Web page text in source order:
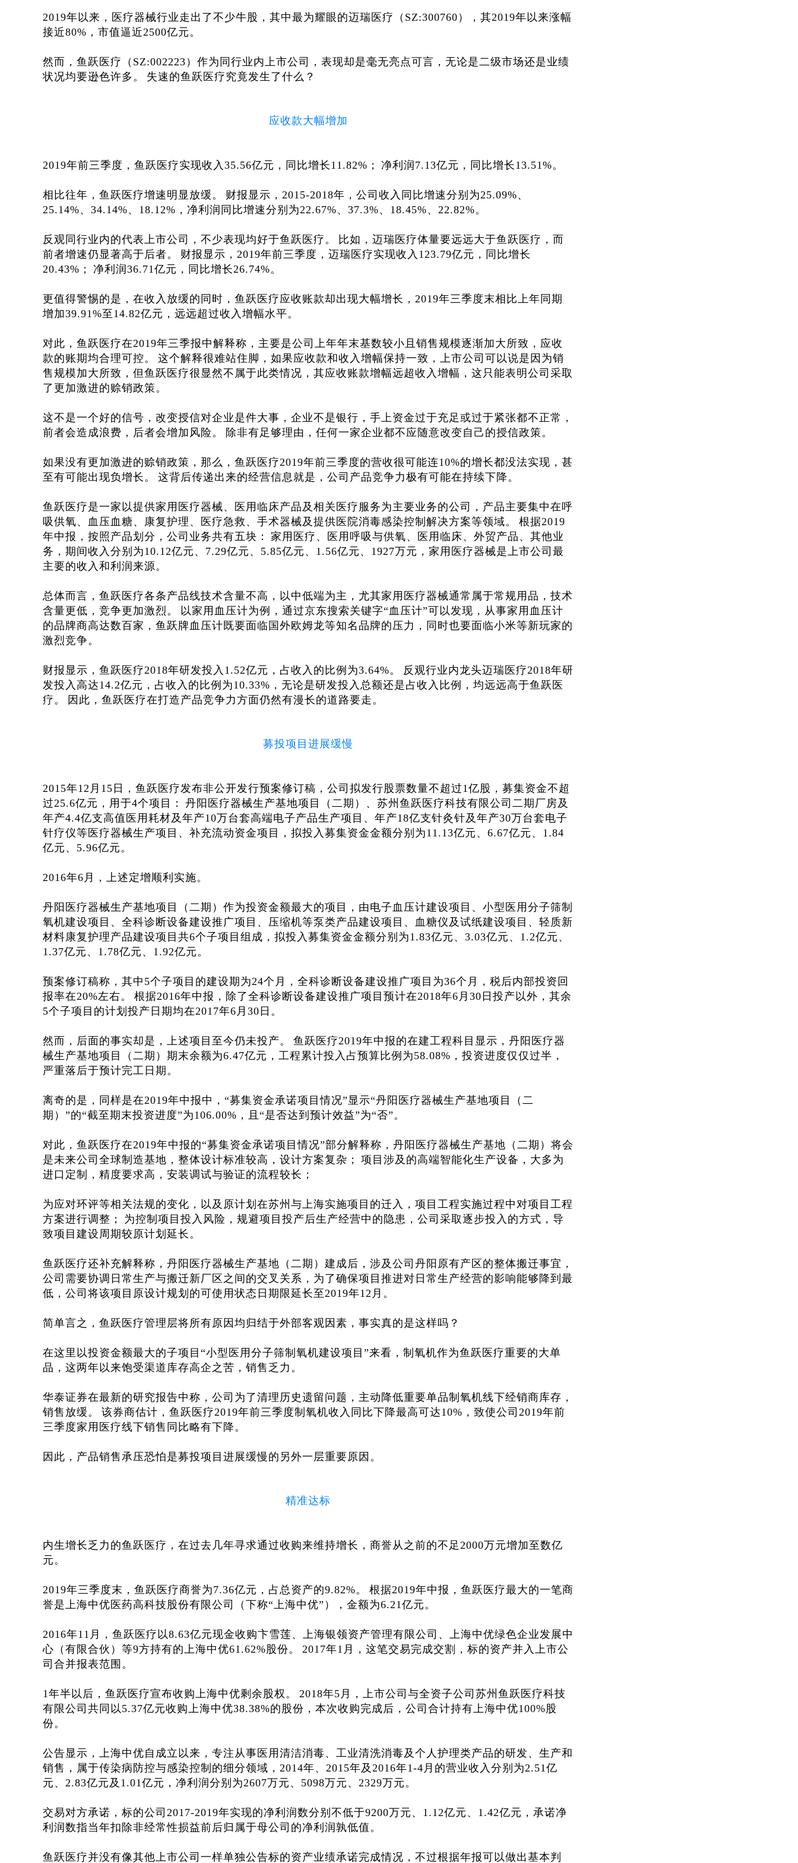
2019年以来，医疗器械行业走出了不少牛股，其中最为耀眼的迈瑞医疗（ SZ:300760），其2019年以来涨幅
接近80%，市值逼近2500亿元。
然而，鱼跃医疗（ SZ:002223）作为同行业内上市公司，表现却是毫无亮点可言，无论是二级市场还是业绩
状况均要逊色许多。
失速的鱼跃医疗究竟发生了什么？
应收款大幅增加
2019年前三季度，鱼跃医疗实现收入35.56亿元，同比增长11.82%； 净利润7.13亿元，同比增长13.51%。
相比往年，鱼跃医疗增速明显放缓。
财报显示，2015-2018年，公司收入同比增速分别为25.09%、
25.14%、34.14%、18.12%，净利润同比增速分别为22.67%、37.3%、18.45%、22.82%。
反观同行业内的代表上市公司，不少表现均好于鱼跃医疗。
比如，迈瑞医疗体量要远远大于鱼跃医疗，而
前者增速仍显著高于后者。
财报显示，2019年前三季度，迈瑞医疗实现收入123.79亿元，同比增长
20.43%；
净利润36.71亿元，同比增长26.74%。
更值得警惕的是，在收入放缓的同时，鱼跃医疗应收账款却出现大幅增长，2019年三季度末相比上年同期
增加39.91%至14.82亿元，远远超过收入增幅水平。
对此，鱼跃医疗在2019年三季报中解释称，主要是公司上年年末基数较小且销售规模逐渐加大所致，应收
款的账期均合理可控。
这个解释很难站住脚，如果应收款和收入增幅保持一致，上市公司可以说是因为销
售规模加大所致，但鱼跃医疗很显然不属于此类情况，其应收账款增幅远超收入增幅，这只能表明公司采取
了更加激进的赊销政策。
这不是一个好的信号，改变授信对企业是件大事，企业不是银行，手上资金过于充足或过于紧张都不正常，
前者会造成浪费，后者会增加风险。
除非有足够理由，任何一家企业都不应随意改变自己的授信政策。
如果没有更加激进的赊销政策，那么，鱼跃医疗2019年前三季度的营收很可能连10%的增长都没法实现，甚
至有可能出现负增长。
这背后传递出来的经营信息就是，公司产品竞争力极有可能在持续下降。
鱼跃医疗是一家以提供家用医疗器械、医用临床产品及相关医疗服务为主要业务的公司，产品主要集中在呼
吸供氧、血压血糖、康复护理、医疗急救、手术器械及提供医院消毒感染控制解决方案等领域。
根据2019
年中报，按照产品划分，公司业务共有五块：
家用医疗、医用呼吸与供氧、医用临床、外贸产品、其他业
务，期间收入分别为10.12亿元、7.29亿元、5.85亿元、1.56亿元、1927万元，家用医疗器械是上市公司最
主要的收入和利润来源。
总体而言，鱼跃医疗各条产品线技术含量不高，以中低端为主，尤其家用医疗器械通常属于常规用品，技术
含量更低，竞争更加激烈。
以家用血压计为例，通过京东搜索关键字“血压计”可以发现，从事家用血压计
的品牌商高达数百家，鱼跃牌血压计既要面临国外欧姆龙等知名品牌的压力，同时也要面临小米等新玩家的
激烈竞争。
财报显示，鱼跃医疗2018年研发投入1.52亿元，占收入的比例为3.64%。
反观行业内龙头迈瑞医疗2018年研
发投入高达14.2亿元，占收入的比例为10.33%，无论是研发投入总额还是占收入比例，均远远高于鱼跃医
疗。
因此，鱼跃医疗在打造产品竞争力方面仍然有漫长的道路要走。
募投项目进展缓慢
2015年12月15日，鱼跃医疗发布非公开发行预案修订稿，公司拟发行股票数量不超过1亿股，募集资金不超
过25.6亿元，用于4个项目：
丹阳医疗器械生产基地项目（二期）、苏州鱼跃医疗科技有限公司二期厂房及
年产4.4亿支高值医用耗材及年产10万台套高端电子产品生产项目、年产18亿支针灸针及年产30万台套电子
针疗仪等医疗器械生产项目、补充流动资金项目，拟投入募集资金金额分别为11.13亿元、6.67亿元、1.84
亿元、5.96亿元。
2016年6月，上述定增顺利实施。
丹阳医疗器械生产基地项目（二期）作为投资金额最大的项目，由电子血压计建设项目、小型医用分子筛制
氧机建设项目、全科诊断设备建设推广项目、压缩机等泵类产品建设项目、血糖仪及试纸建设项目、轻质新
材料康复护理产品建设项目共6个子项目组成，拟投入募集资金金额分别为1.83亿元、3.03亿元、1.2亿元、
1.37亿元、1.78亿元、1.92亿元。
预案修订稿称，其中5个子项目的建设期为24个月，全科诊断设备建设推广项目为36个月，税后内部投资回
报率在20%左右。
根据2016年中报，除了全科诊断设备建设推广项目预计在2018年6月30日投产以外，其余
5个子项目的计划投产日期均在2017年6月30日。
然而，后面的事实却是，上述项目至今仍未投产。
鱼跃医疗2019年中报的在建工程科目显示，丹阳医疗器
械生产基地项目（二期）期末余额为6.47亿元，工程累计投入占预算比例为58.08%，投资进度仅仅过半，
严重落后于预计完工日期。
离奇的是，同样是在2019年中报中，“募集资金承诺项目情况”显示“丹阳医疗器械生产基地项目（二
期）”的“截至期末投资进度”为106.00%，且“是否达到预计效益”为“否”。
对此，鱼跃医疗在2019年中报的“募集资金承诺项目情况”部分解释称，丹阳医疗器械生产基地（二期）将会
是未来公司全球制造基地，整体设计标准较高，设计方案复杂；
项目涉及的高端智能化生产设备，大多为
进口定制，精度要求高，安装调试与验证的流程较长；
为应对环评等相关法规的变化，以及原计划在苏州与上海实施项目的迁入，项目工程实施过程中对项目工程
方案进行调整；
为控制项目投入风险，规避项目投产后生产经营中的隐患，公司采取逐步投入的方式，导
致项目建设周期较原计划延长。
鱼跃医疗还补充解释称，丹阳医疗器械生产基地（二期）建成后，涉及公司丹阳原有产区的整体搬迁事宜，
公司需要协调日常生产与搬迁新厂区之间的交叉关系，为了确保项目推进对日常生产经营的影响能够降到最
低，公司将该项目原设计规划的可使用状态日期限延长至2019年12月。
简单言之，鱼跃医疗管理层将所有原因均归结于外部客观因素，事实真的是这样吗？
在这里以投资金额最大的子项目“小型医用分子筛制氧机建设项目”来看，制氧机作为鱼跃医疗重要的大单
品，这两年以来饱受渠道库存高企之苦，销售乏力。
华泰证券在最新的研究报告中称，公司为了清理历史遗留问题，主动降低重要单品制氧机线下经销商库存，
销售放缓。
该券商估计，鱼跃医疗2019年前三季度制氧机收入同比下降最高可达10%，致使公司2019年前
三季度家用医疗线下销售同比略有下降。
因此，产品销售承压恐怕是募投项目进展缓慢的另外一层重要原因。
精准达标
内生增长乏力的鱼跃医疗，在过去几年寻求通过收购来维持增长，商誉从之前的不足2000万元增加至数亿
元。
2019年三季度末，鱼跃医疗商誉为7.36亿元，占总资产的9.82%。
根据2019年中报，鱼跃医疗最大的一笔商
誉是上海中优医药高科技股份有限公司（下称“上海中优”），金额为6.21亿元。
2016年11月，鱼跃医疗以8.63亿元现金收购卞雪莲、上海银领资产管理有限公司、上海中优绿色企业发展中
心（有限合伙）等9方持有的上海中优61.62%股份。
2017年1月，这笔交易完成交割，标的资产并入上市公
司合并报表范围。
1年半以后，鱼跃医疗宣布收购上海中优剩余股权。
2018年5月，上市公司与全资子公司苏州鱼跃医疗科技
有限公司共同以5.37亿元收购上海中优38.38%的股份，本次收购完成后，公司合计持有上海中优100%股
份。
公告显示，上海中优自成立以来，专注从事医用清洁消毒、工业清洗消毒及个人护理类产品的研发、生产和
销售，属于传染病防控与感染控制的细分领域，2014年、2015年及2016年1-4月的营业收入分别为2.51亿
元、2.83亿元及1.01亿元，净利润分别为2607万元、5098万元、2329万元。
交易对方承诺，标的公司2017-2019年实现的净利润数分别不低于9200万元、1.12亿元、1.42亿元，承诺净
利润数指当年扣除非经常性损益前后归属于母公司的净利润孰低值。
鱼跃医疗并没有像其他上市公司一样单独公告标的资产业绩承诺完成情况，不过根据年报可以做出基本判